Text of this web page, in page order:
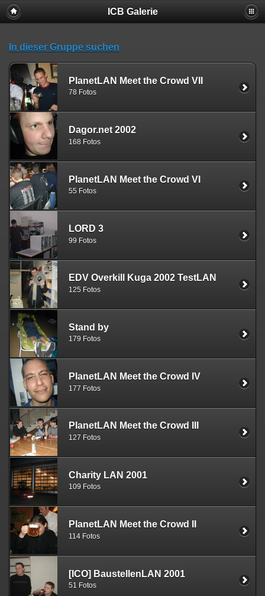
ICB Galerie
In dieser Gruppe suchen
PlanetLAN Meet the Crowd VII
78 Fotos
Dagor.net 2002
168 Fotos
PlanetLAN Meet the Crowd VI
55 Fotos
LORD 3
99 Fotos
EDV Overkill Kuga 2002 TestLAN
125 Fotos
Stand by
179 Fotos
PlanetLAN Meet the Crowd IV
177 Fotos
PlanetLAN Meet the Crowd III
127 Fotos
Charity LAN 2001
109 Fotos
PlanetLAN Meet the Crowd II
114 Fotos
[ICO] BaustellenLAN 2001
51 Fotos